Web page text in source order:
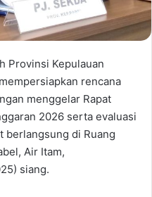
Provinsi Kepulauan
rencana
menggelar Rapat
2026 serta evaluasi
berlangsung di Ruang
Air Itam,
siang.